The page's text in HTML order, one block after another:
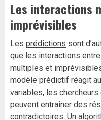
Les interactions
imprévisibles
Les prédictions sont
que les interactions
multiples et
modèle prédictif réagit
variables, les
peuvent entraîner des
contradictoires. Un